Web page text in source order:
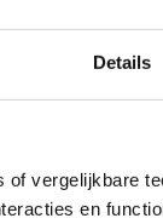
Details
vergelijkbare
en
our
The
We